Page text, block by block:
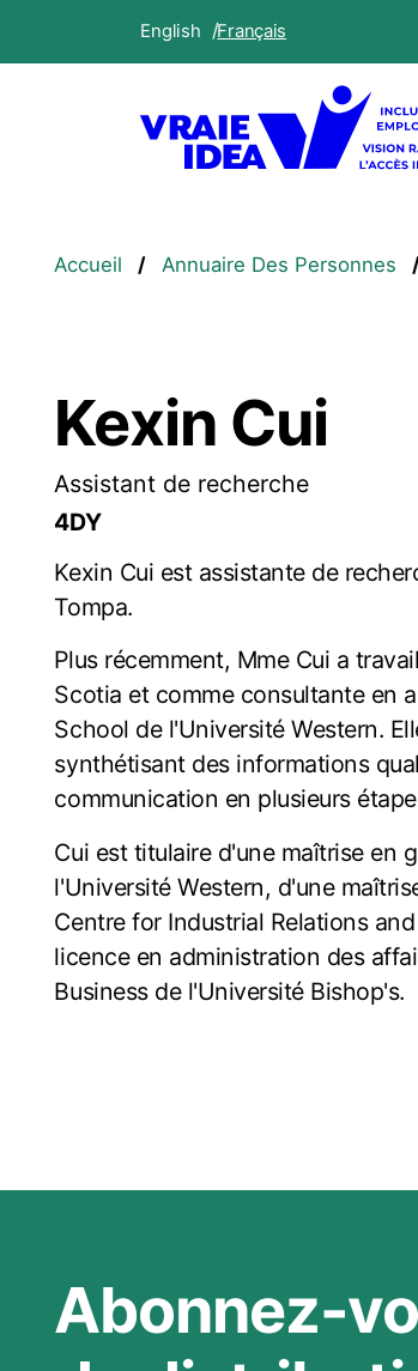
contenu
English Français
Fil
Accueil Annuaire Des Personnes
Kexin Cui
Assistant de recherche
4DY
Kexin Cui est assistante de
Tompa.
Plus récemment, Mme Cui a
Scotia et comme consultante en
School de l'Université Western.
synthétisant des informations
communication en plusieurs
Cui est titulaire d'une maîtrise en
l'Université Western, d'une
Centre for Industrial Relations
licence en administration des
Business de l'Université Bishop's.
Abonnez-